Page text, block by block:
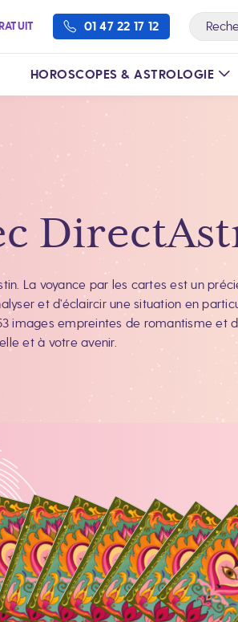
01 47 22 17 12
HOROSCOPES & ASTROLOGIE
La voyance par les cartes est un
et d’éclaircir une situation en
images empreintes de romantisme et
et à votre avenir.